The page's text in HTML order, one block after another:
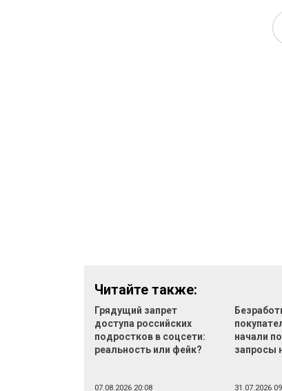
Читайте также:
Грядущий запрет
доступа российских
подростков в соцсети:
реальность или фейк?
07.08.2026 20:08
начали
запросы
31.07.2026